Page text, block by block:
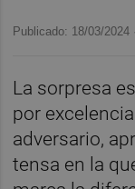
Publicado: 18/03/2024 ·
La sorpresa
por
adversario,
tensa en la